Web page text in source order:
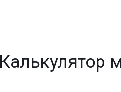
Калькулятор